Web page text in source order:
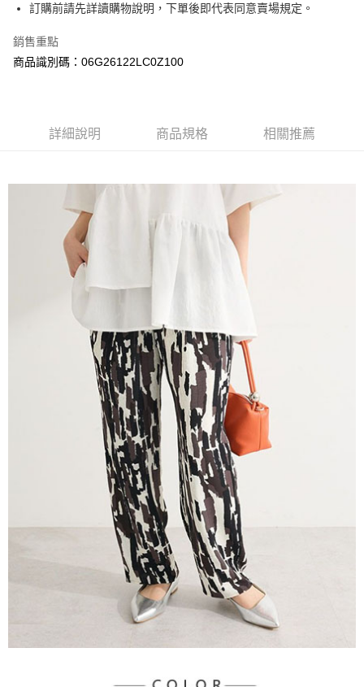
玉山商業銀行
星展（台灣）商業銀行
台灣樂天信用卡公司
大哥付你分期
相關說明
流程，驗證手機門號後，選擇欲分期的期數、繳款截止日，確認付款後即完
消。如遇「轉專審核」未通過狀況，表示未達大哥付你分期系統評分，恕無
法說明評估內容。
【繳款方式說明】
1.分期款項不併入電信帳單，「大哥付你分期」於每月結算日後寄送繳費提
2.透過簡訊連結打開帳單後，可選擇「超商條碼／台灣大直營門市／銀行轉
帳／街口支付／iPASS MONEY」等通路繳費。
1.本服務係由「台灣大哥大股份有限公司」（以下簡稱本公司）所提供，讓
用戶於交易時，得透過本服務購買商品或服務，並由商店將買賣／分期付款
買賣價金債權讓與本公司後，依約使用本公司帳單繳交帳款。
2.基於同意付款使用「大哥付你分期」之契約關係目的，商店將以您的個人
資料（包含姓名、電話或地址）提供予台灣大哥大進項蒐集、處理及利用，
由本公司與您本人進行分期帳單所需資料之確認、核對及更正。
3.完整用戶服務條款，請詳閱以下連結：https://oppay.tw/userRule
【關於「AFTEE先享後付」】
１．簡單：不需註冊會員、不需綁卡、不需儲值。
２．便利：只要手機號碼，簡訊認證，即可結帳。
３．安心：先確認商品／服務後，再付款。
【「AFTEE先享後付」結帳流程】
１．於結帳方式選擇「AFTEE先享後付」後，將跳轉至「AFTEE先享後付」
結帳頁面，進行簡訊認證並確認金額後，即可完成結帳。
２．訂單成立數日內，您將收到繳費通知簡訊。
ATM／網路銀行／等多元方式進行付款，方視為交易完成。
※ 請注意：結帳手續完成當下不需立刻繳費，但若您需要取消訂單，請聯絡
購買商品的店家。未經商家同意取消之訂單仍視為有效，需透過AFTEE先享
後付繳納相關費用。
※ 交易是否成功請以「AFTEE先享後付 」之結帳頁面顯示為準，若有關於
是否繳費成功／繳費後需取消欲退款等相關疑問，請聯繫「AFTEE先享後付
https://netprotections.freshdesk.com/support/home
１．透過由恩沛科技股份有限公司提供之「AFTEE先享後付」服務完成之交
易，需依本服務之必要範圍內提供個人資料，並將交易相關給付款項請求債
權轉讓予恩沛科技股份有限公司。
２．關於個人資料處理事宜，請瀏覽以下網址：
https://aftee.tw/terms/#terms3
３．未成年的使用者請事先徵得法定代理人或監護人之同意方可使用
「AFTEE先享後付」，若未經同意申辦者引起之損失，本公司不負相關責
４．使用「AFTEE先享後付」時，將依據個別帳號之用戶狀況，依本公司即
時審查核予不同之上限額度；若仍有額度不足之情形，本公司將視審查結果
５．嚴禁一人註冊多個帳號或使用他人資訊註冊。若發現惡意使用之情形，
恩沛科技股份有限公司將有權停止該用戶之使用額度並採取法律行動。
全家取貨付款
每筆NT$60，滿NT$388(含以上)免運費
全家純取貨
每筆NT$60，滿NT$388(含以上)免運費
萊爾富取貨付款
每筆NT$60，滿NT$888(含以上)免運費
每筆NT$60，滿NT$888(含以上)免運費
每筆NT$60，滿NT$888(含以上)免運費
每筆NT$60，滿NT$888(含以上)免運費
宅配
每筆NT$90，滿NT$888(含以上)免運費
訂購前請先詳讀購物說明，下單後即代表同意賣場規定。
銷售重點
商品識別碼：06G26122LC0Z100
詳細說明 商品規格 相關推薦